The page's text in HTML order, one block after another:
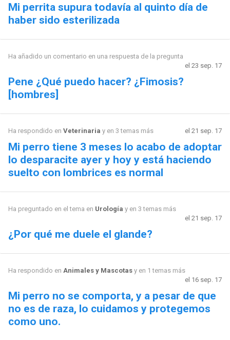
Mi perrita supura todavía al quinto día de
haber sido esterilizada
Ha añadido un comentario en una respuesta de la pregunta
el 23 sep. 17
Pene ¿Qué puedo hacer? ¿Fimosis?
[hombres]
Ha respondido en Veterinaria y en 3 temas más el 21 sep. 17
Mi perro tiene 3 meses lo acabo de adoptar
lo desparacite ayer y hoy y está haciendo
suelto con lombrices es normal
Ha preguntado en el tema en Urología y en 3 temas más
el 21 sep. 17
¿Por qué me duele el glande?
Ha respondido en Animales y Mascotasy en 1 temas más
el 16 sep. 17
Mi perro no se comporta, y a pesar de que
no es de raza, lo cuidamos y protegemos
como uno.